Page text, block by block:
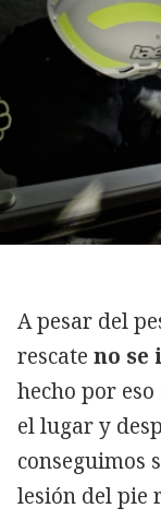
A pesar del
rescate no se
hecho por
el lugar y
conseguimos
lesión del pie